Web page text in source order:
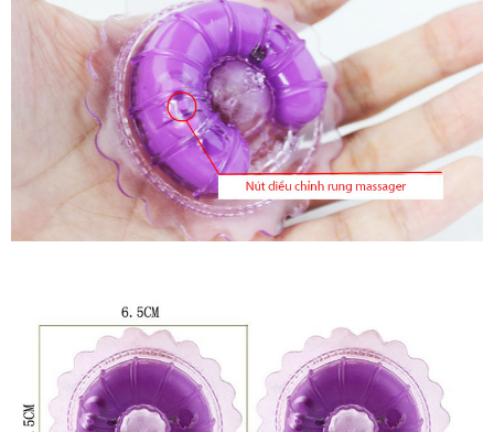
Kích
Thích
Nhũ
Hoa
Thích
Hưng
Phấn
Kích
Hoa
Mini